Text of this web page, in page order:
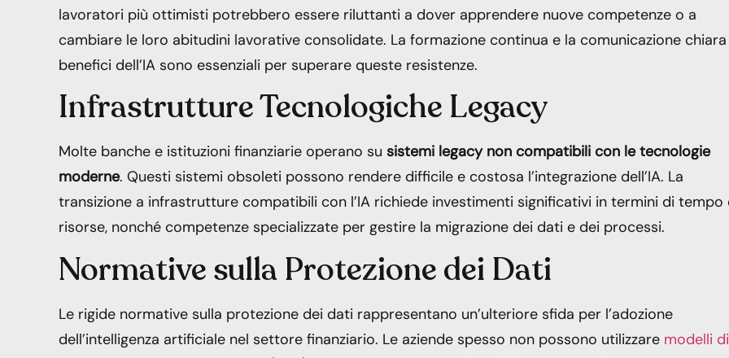
lavoratori più ottimisti potrebbero essere riluttanti a dover apprendere nuove competenze o a
cambiare le loro abitudini lavorative consolidate. La formazione continua e la comunicazione
benefici dell’IA sono essenziali per superare queste resistenze.
Infrastrutture Tecnologiche Legacy
Molte banche e istituzioni finanziarie operano su sistemi legacy non compatibili con le tecnologie
moderne. Questi sistemi obsoleti possono rendere difficile e costosa l’integrazione dell’IA. La
transizione a infrastrutture compatibili con l’IA richiede investimenti significativi in termini di tempo
risorse, nonché competenze specializzate per gestire la migrazione dei dati e dei processi.
Normative sulla Protezione dei Dati
Le rigide normative sulla protezione dei dati rappresentano un’ulteriore sfida per l’adozione
dell’intelligenza artificiale nel settore finanziario. Le aziende spesso non possono utilizzare modelli di